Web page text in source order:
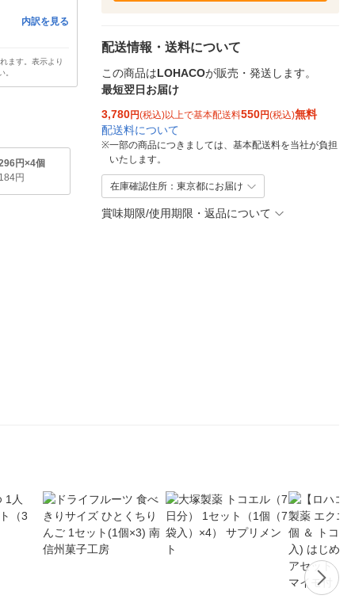
内訳を見る
ます。表示より
。
円×4個
円
配送情報・送料について
この商品はLOHACOが販売・発送します。
最短翌日お届け
3,780円(税込)以上で基本配送料550円(税込)無料
配送料について
※一部の商品につきましては、基本配送料を当社が負担
いたします。
在庫確認住所：東京都にお届け
賞味期限/使用期限・返品について